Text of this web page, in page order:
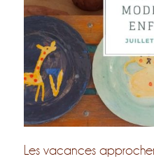
Les vacances